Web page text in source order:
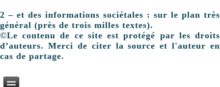
2 – et des informations sociétales : sur le plan très
général (près de trois milles textes).
©Le contenu de ce site est protégé par les droits
d’auteurs. Merci de citer la source et l'auteur en
cas de partage.